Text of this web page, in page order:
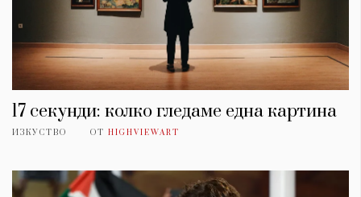
17 секунди: колко гледаме една картина
ИЗКУСТВО ОТ HIGHVIEWART